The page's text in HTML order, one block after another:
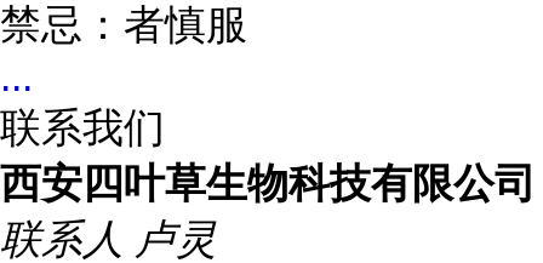
禁忌：者慎服
...
联系我们
西安四叶草生物科技有限公司
联系人 卢灵